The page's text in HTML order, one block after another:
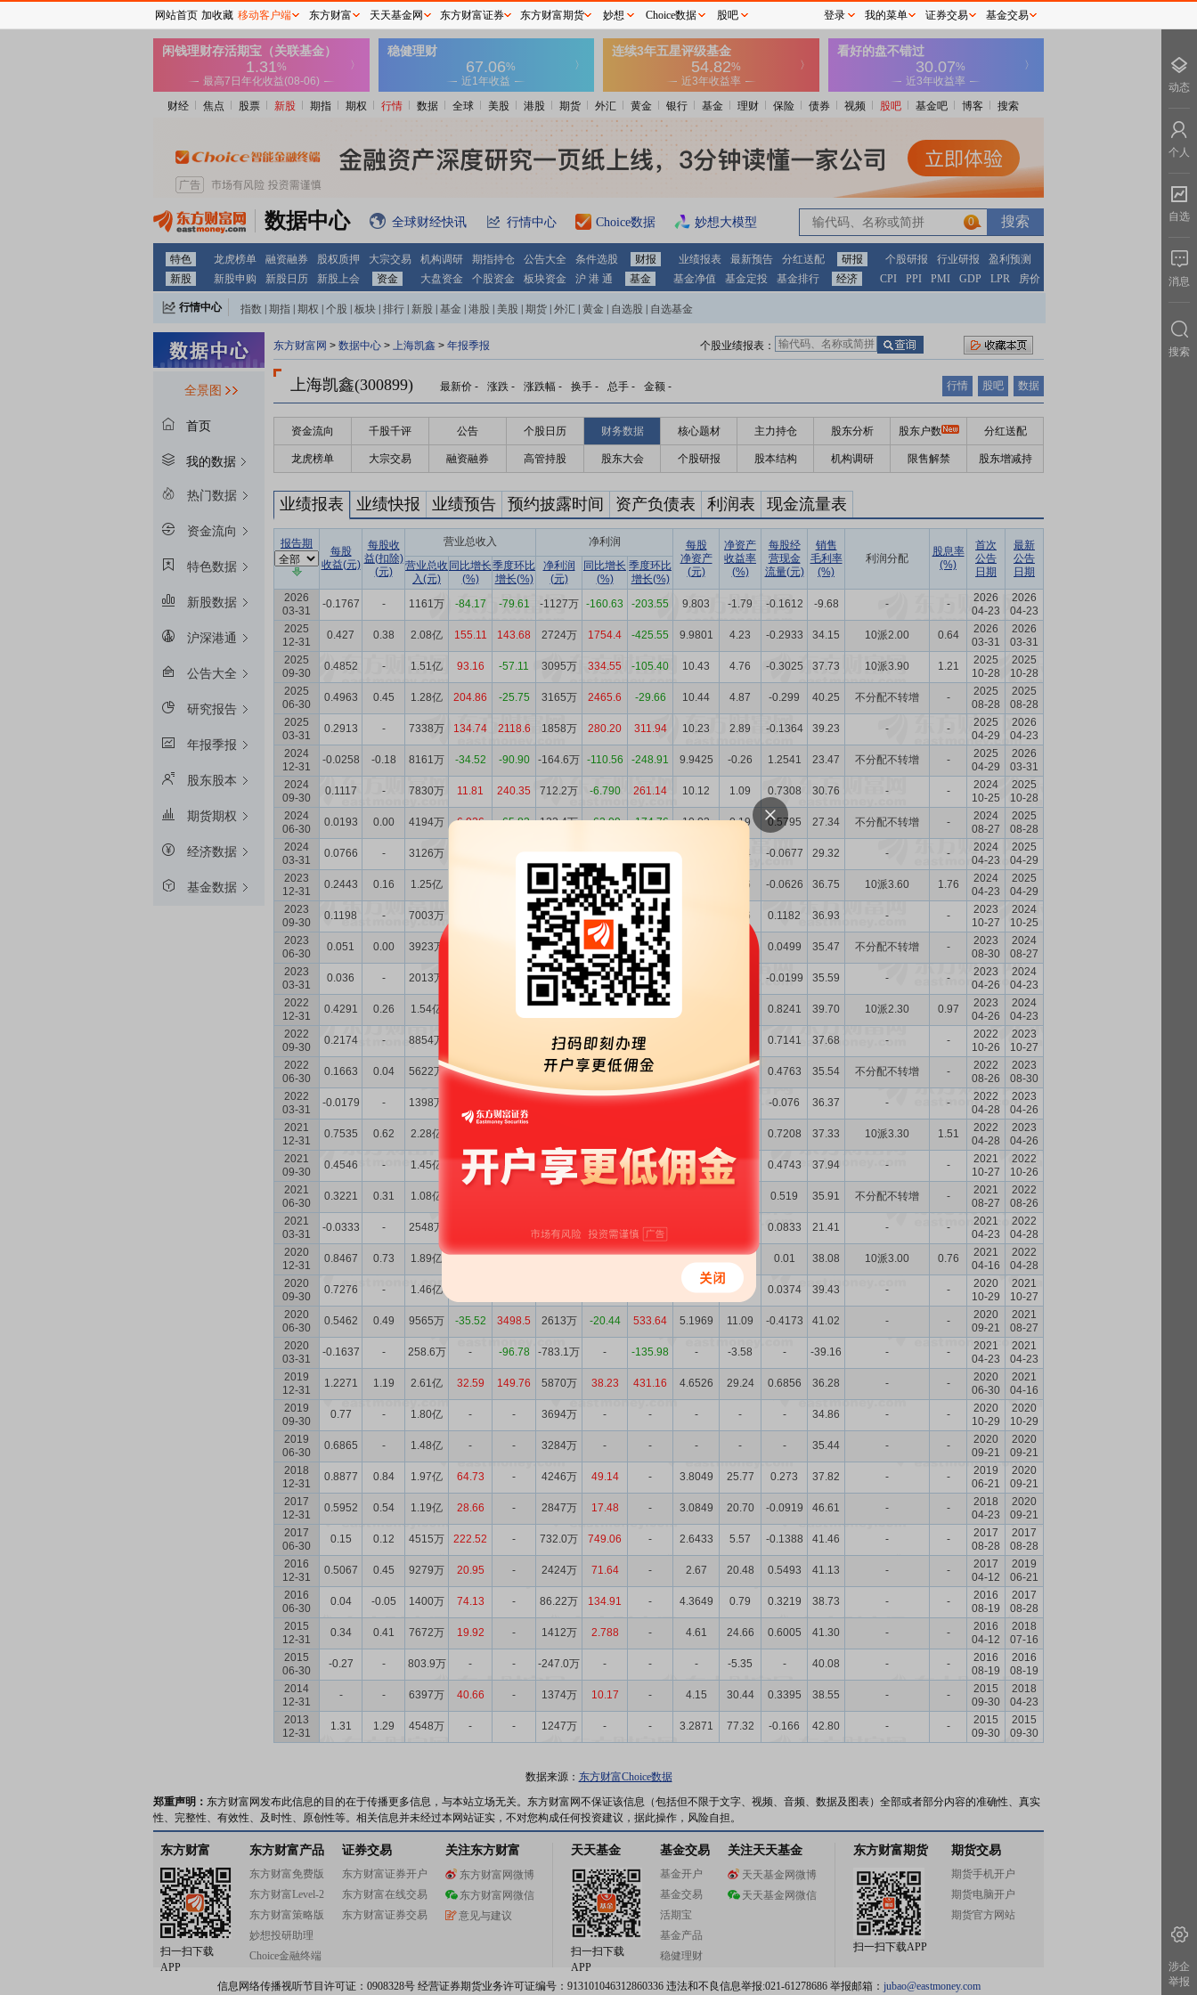
财经 焦点 股票 新股 期指 期权 行情 数据 全球 美股 港股 期货 外汇 黄金 银行 基金 理财 保险 债券 视频 股吧 基金吧 博客 搜索
数据中心 全球财经快讯 行情中心 Choice数据 妙想大模型 0
特色 龙虎榜单 融资融券 股权质押 大宗交易 机构调研 期指持仓 公告大全 条件选股 财报 业绩报表 最新预告 分红送配 研报 个股研报 行业研报
盈利预测
新股
新股申购 新股日历 新股上会 资金 大盘资金 个股资金 板块资金 沪 港 通 基金 基金净值 基金定投 基金排行 经济 CPI PPI PMI GDP LPR 房价
行情中心 指数 期指 期权 个股 板块 排行 新股 基金 港股 美股 期货 外汇 黄金 自选股 自选基金
全景图
首页
我的数据
热门数据
资金流向
特色数据
新股数据
沪深港通
公告大全
研究报告
年报季报
股东股本
期货期权
经济数据
基金数据
东方财富网 > 数据中心 > 上海凯鑫 > 年报季报 个股业绩报表：
上海凯鑫(300899) 最新价 - 涨跌 - 涨跌幅 - 换手 - 总手 - 金额 - 行情 股吧 数据
资金流向 千股千评 公告 个股日历 财务数据 核心题材 主力持仓 股东分析 股东户数 分红送配
龙虎榜单 大宗交易 融资融券 高管持股 股东大会 个股研报 股本结构 机构调研 限售解禁 股东增减持
业绩报表 业绩快报 业绩预告 预约披露时间 资产负债表 利润表 现金流量表
报告期
每股
收益(元)
每股收
益(扣除)
(元)
营业总收入 净利润
每股
净资产
(元)
净资产
收益率
(%)
每股经
营现金
流量(元)
销售
毛利率
(%)
利润分配
股息率
(%)
首次
公告
日期
最新
公告
日期
营业总收
入(元)
同比增长
(%)
季度环比
增长(%)
净利润
(元)
同比增长
(%)
季度环比
增长(%)
2026
03-31
-0.1767 - 1161万 -84.17 -79.61 -1127万 -160.63 -203.55 9.803 -1.79 -0.1612 -9.68 - -
2026
04-23
2026
04-23
2025
12-31
0.427 0.38 2.08亿 155.11 143.68 2724万 1754.4 -425.55 9.9801 4.23 -0.2933 34.15 10派2.00 0.64
2026
03-31
2026
03-31
2025
09-30
0.4852 - 1.51亿 93.16 -57.11 3095万 334.55 -105.40 10.43 4.76 -0.3025 37.73 10派3.90 1.21
2025
10-28
2025
10-28
2025
06-30
0.4963 0.45 1.28亿 204.86 -25.75 3165万 2465.6 -29.66 10.44 4.87 -0.299 40.25 不分配不转增 -
2025
08-28
2025
08-28
2025
03-31
0.2913 - 7338万 134.74 2118.6 1858万 280.20 311.94 10.23 2.89 -0.1364 39.23 - -
2025
04-29
2026
04-23
2024
12-31
-0.0258 -0.18 8161万 -34.52 -90.90 -164.6万 -110.56 -248.91 9.9425 -0.26 1.2541 23.47 不分配不转增 -
2025
04-29
2026
03-31
2024
09-30
0.1117 - 7830万 11.81 240.35 712.2万 -6.790 261.14 10.12 1.09 0.7308 30.76 - -
2024
10-25
2025
10-28
2024
06-30
0.0193 0.00 4194万 6.926 -65.83 123.4万 -62.09 -174.76 10.03 0.19 0.5795 27.34 不分配不转增 -
2024
08-27
2025
08-28
2024
03-31
0.0766 - 3126万 -42.74 488.8万 112.62 -38.46 0.74 -0.0677 29.32 - -
2024
04-23
2025
04-29
2023
12-31
0.2443 0.16 1.25亿 1558万 -43.06 81.08 2.36 -0.0626 36.75 10派3.60 1.76
2024
04-23
2025
04-29
2023
09-30
0.1198 - 7003万 764.1万 -44.89 358.74 1.16 0.1182 36.93 - -
2023
10-27
2024
10-25
2023
06-30
0.051 0.00 3923万 325.5万 -69.31 -58.41 0.0499 35.47 不分配不转增 -
2023
08-30
2024
08-27
2023
03-31
0.036 - 2013万 -69.28 229.9万 301.46 -82.98 -0.0199 35.59 - -
2023
04-26
2024
04-23
2022
12-31
0.4291 0.26 1.54亿 102.70 2737万 -43.05 314.73 0.8241 39.70 10派2.30 0.97
2023
04-26
2024
04-23
2022
09-30
0.2174 - 8854万 1386万 -52.19 -72.28 0.7141 37.68 - -
2022
10-26
2023
10-27
2022
06-30
0.1663 0.04 5622万 -47.91 1061万 -48.37 1129.6 1.62 0.4763 35.54 不分配不转增 -
2022
08-26
2023
08-30
2022
03-31
-0.0179 - 1398万 -114.1万 46.32 -105.99 -0.076 36.37 - -
2022
04-28
2023
04-26
2021
12-31
0.7535 0.62 2.28亿 0.7208 37.33 10派3.30 1.51
2022
04-28
2023
04-26
2021
09-30
0.4546 - 1.45亿 -0.207 -54.62 2900万 -16.67 -62.70 9.9121 4.64 0.4743 37.94 - -
2021
10-27
2022
10-26
2021
06-30
0.3221 0.31 1.08亿 0.519 35.91 不分配不转增 -
2021
08-27
2022
08-26
2021
03-31
-0.0333 - 2548万 -212.5万 72.86 -123.42 0.0833 21.41 - -
2021
04-23
2022
04-28
2020
12-31
0.8467 0.73 1.89亿 -27.41 -12.71 4388万 -25.25 4.611 9.7063 13.19 0.01 38.08 10派3.00 0.76
2021
04-16
2022
04-28
2020
09-30
0.7276 - 1.46亿 9.5648 14.51 0.0374 39.43 - -
2020
10-29
2021
10-27
2020
06-30
0.5462 0.49 9565万 -35.52 3498.5 2613万 -20.44 533.64 5.1969 11.09 -0.4173 41.02 - -
2020
09-21
2021
08-27
2020
03-31
-0.1637 - 258.6万 - -96.78 -783.1万 - -135.98 - -3.58 - -39.16 - -
2021
04-23
2021
04-23
2019
12-31
1.2271 1.19 2.61亿 32.59 149.76 5870万 38.23 431.16 4.6526 29.24 0.6856 36.28 - -
2020
06-30
2021
04-16
2019
09-30
0.77 - 1.80亿 - - 3694万 - - - - - 34.86 - -
2020
10-29
2020
10-29
2019
06-30
0.6865 - 1.48亿 - - 3284万 - - - - - 35.44 - -
2020
09-21
2020
09-21
2018
12-31
0.8877 0.84 1.97亿 64.73 - 4246万 49.14 - 3.8049 25.77 0.273 37.82 - -
2019
06-21
2020
09-21
2017
12-31
0.5952 0.54 1.19亿 28.66 - 2847万 17.48 - 3.0849 20.70 -0.0919 46.61 - -
2018
04-23
2020
09-21
2017
06-30
0.15 0.12 4515万 222.52 - 732.0万 749.06 - 2.6433 5.57 -0.1388 41.46 - -
2017
08-28
2017
08-28
2016
12-31
0.5067 0.45 9279万 20.95 - 2424万 71.64 - 2.67 20.48 0.5493 41.13 - -
2017
04-12
2019
06-21
2016
06-30
0.04 -0.05 1400万 74.13 - 86.22万 134.91 - 4.3649 0.79 0.3219 38.73 - -
2016
08-19
2017
08-28
2015
12-31
0.34 0.41 7672万 19.92 - 1412万 2.788 - 4.61 24.66 0.6005 41.30 - -
2016
04-12
2018
07-16
2015
06-30
-0.27 - 803.9万 - - -247.0万 - - - -5.35 - 40.08 - -
2016
08-19
2016
08-19
2014
12-31
- - 6397万 40.66 - 1374万 10.17 - 4.15 30.44 0.3395 38.55 - -
2015
09-30
2018
04-23
2013
12-31
1.31 1.29 4548万 - - 1247万 - - 3.2871 77.32 -0.166 42.80 - -
2015
09-30
2015
09-30
数据来源： 东方财富Choice数据
郑重声明： 东方财富网发布此信息的目的在于传播更多信息，与本站立场无关。东方财富网不保证该信息（包括但不限于文字、视频、音频、数据及图表）全部或者部分内容的准确性、真实
性、完整性、有效性、及时性、原创性等。相关信息并未经过本网站证实，不对您构成任何投资建议，据此操作，风险自担。
东方财富
扫一扫下载
APP
东方财富产品
东方财富免费版
东方财富Level-2
东方财富策略版
妙想投研助理
Choice金融终端
证券交易
东方财富证券开户
东方财富在线交易
东方财富证券交易
关注东方财富
东方财富网微博
东方财富网微信
意见与建议
天天基金
扫一扫下载
APP
基金交易
基金开户
基金交易
活期宝
基金产品
稳健理财
关注天天基金
天天基金网微博
天天基金网微信
东方财富期货
扫一扫下载APP
期货交易
期货手机开户
期货电脑开户
期货官方网站
信息网络传播视听节目许可证：0908328号 经营证券期货业务许可证编号：913101046312860336 违法和不良信息举报:021-61278686 举报邮箱： jubao@eastmoney.com
网站首页 加收藏 移动客户端 东方财富 天天基金网 东方财富证券 东方财富期货 妙想 Choice数据 股吧 登录 我的菜单 证券交易 基金交易
动态
个人
自选
消息
搜索
涉企
举报